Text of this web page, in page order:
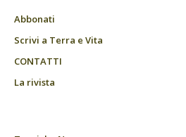
Abbonati
Scrivi a Terra e Vita
CONTATTI
La rivista